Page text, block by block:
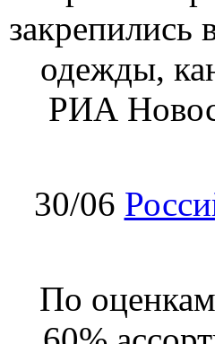
закрепились
одежды,
РИА
30/06
По оценкам